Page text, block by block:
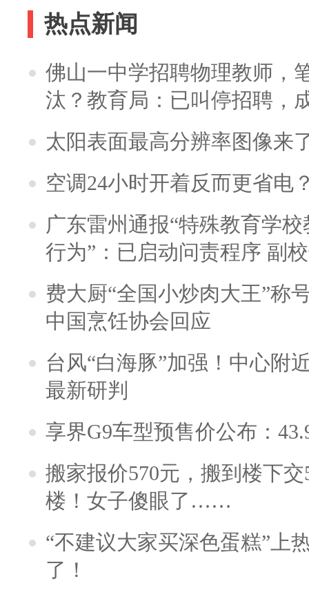
热点新闻
佛山一中学招聘物理教师，
汰？教育局：已叫停招聘，
太阳表面最高分辨率图像来
空调24小时开着反而更省电
广东雷州通报“特殊教育学
行为”：已启动问责程序 副
费大厨“全国小炒肉大王”称
中国烹饪协会回应
台风“白海豚”加强！中心附
最新研判
享界G9车型预售价公布：
搬家报价570元，搬到楼下
楼！女子傻眼了……
“不建议大家买深色蛋糕”上
了！